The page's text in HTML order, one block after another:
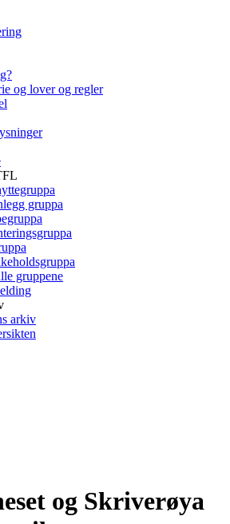
og lover og regler
gruppa
gruppene
arkiv
og Skriverøya